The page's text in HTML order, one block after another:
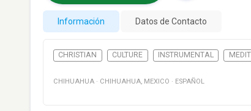
Información Datos de Contacto
CHRISTIAN CULTURE INSTRUMENTAL
CHIHUAHUA · CHIHUAHUA, MEXICO · ESPAÑOL